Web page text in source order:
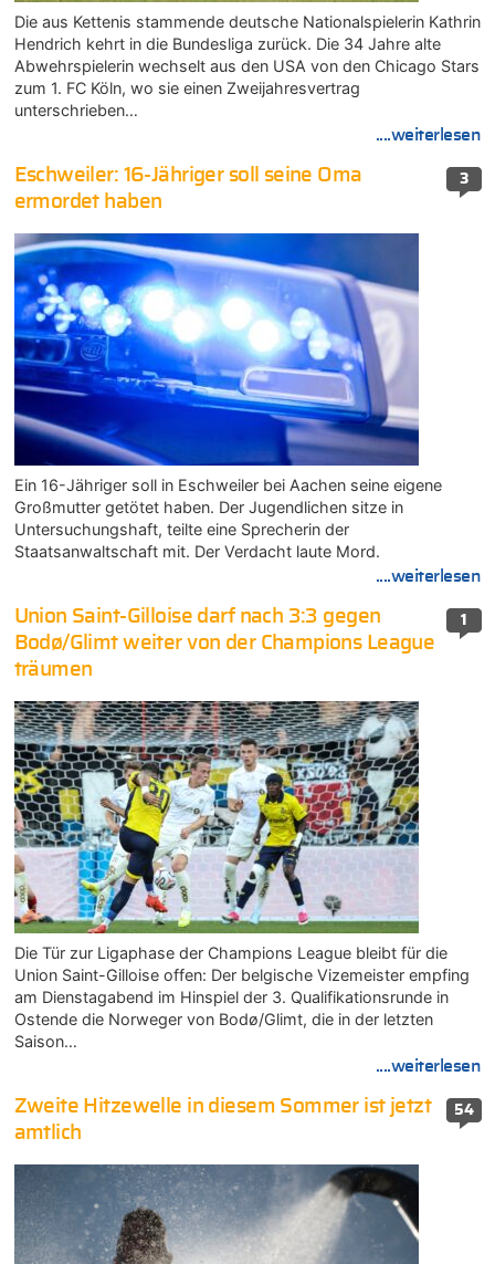
Die aus Kettenis stammende deutsche Nationalspielerin Kathrin
Hendrich kehrt in die Bundesliga zurück. Die 34 Jahre alte
Abwehrspielerin wechselt aus den USA von den Chicago Stars
zum 1. FC Köln, wo sie einen Zweijahresvertrag
unterschrieben…
....weiterlesen
3
Eschweiler: 16-Jähriger soll seine Oma
ermordet haben
Ein 16-Jähriger soll in Eschweiler bei Aachen seine eigene
Großmutter getötet haben. Der Jugendlichen sitze in
Untersuchungshaft, teilte eine Sprecherin der
Staatsanwaltschaft mit. Der Verdacht laute Mord.
....weiterlesen
1
Union Saint-Gilloise darf nach 3:3 gegen
Bodø/Glimt weiter von der Champions League
träumen
Die Tür zur Ligaphase der Champions League bleibt für die
Union Saint-Gilloise offen: Der belgische Vizemeister empfing
am Dienstagabend im Hinspiel der 3. Qualifikationsrunde in
Ostende die Norweger von Bodø/Glimt, die in der letzten
Saison…
....weiterlesen
54
Zweite Hitzewelle in diesem Sommer ist jetzt
amtlich